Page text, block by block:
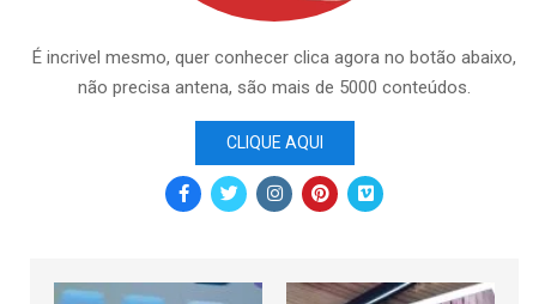
É incrivel mesmo, quer conhecer clica agora no botão abaixo,
não precisa antena, são mais de 5000 conteúdos.
CLIQUE AQUI